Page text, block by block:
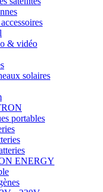
& vidéo
solaires
portables
ENERGY